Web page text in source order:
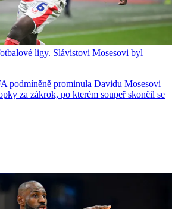
ligy. Slávistovi Mosesovi byl
podmíněně prominula Davidu Mosesovi
za zákrok, po kterém soupeř skončil se